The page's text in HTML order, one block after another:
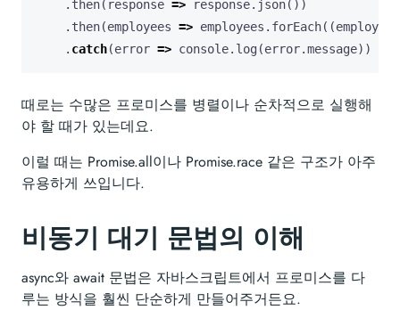
. then( response => response. json())
. then(employees => employees . forEach((employee
. catch(error => console. log (error.message))
때로는 수많은 프로미스를 병렬이나 순차적으로 실행해
야 할 때가 있는데요.
이럴 때는 Promise.all이나 Promise.race 같은 구조가 아주
유용하게 쓰입니다.
비동기 대기 문법의 이해
async와 await 문법은 자바스크립트에서 프로미스를 다
루는 방식을 훨씬 단순하게 만들어주거든요.